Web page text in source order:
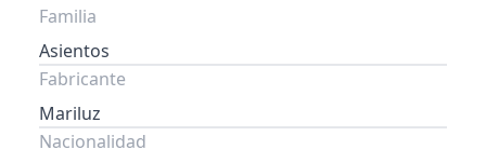
Familia
Asientos
Fabricante
Mariluz
Nacionalidad